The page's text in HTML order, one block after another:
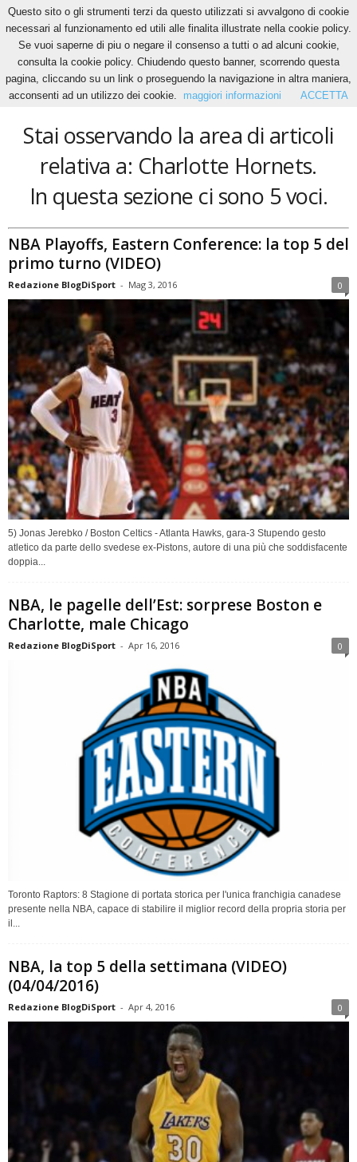
Home Tags Charlotte Hornets
Charlotte Hornets
Stai osservando la area di articoli
relativa a: Charlotte Hornets.
In questa sezione ci sono 5 voci.
NBA Playoffs, Eastern Conference: la top 5 del
primo turno (VIDEO)
Redazione BlogDiSport - Mag 3, 2016 0
5) Jonas Jerebko / Boston Celtics - Atlanta Hawks, gara-3 Stupendo gesto
atletico da parte dello svedese ex-Pistons, autore di una più che soddisfacente
doppia...
NBA, le pagelle dell’Est: sorprese Boston e
Charlotte, male Chicago
Redazione BlogDiSport - Apr 16, 2016 0
Toronto Raptors: 8 Stagione di portata storica per l'unica franchigia canadese
presente nella NBA, capace di stabilire il miglior record della propria storia per
il...
NBA, la top 5 della settimana (VIDEO)
(04/04/2016)
Redazione BlogDiSport - Apr 4, 2016 0
Questo sito o gli strumenti terzi da questo utilizzati si avvalgono di cookie
necessari al funzionamento ed utili alle finalita illustrate nella cookie policy.
Se vuoi saperne di piu o negare il consenso a tutti o ad alcuni cookie,
consulta la cookie policy. Chiudendo questo banner, scorrendo questa
pagina, cliccando su un link o proseguendo la navigazione in altra maniera,
acconsenti ad un utilizzo dei cookie.
maggiori informazioni ACCETTA